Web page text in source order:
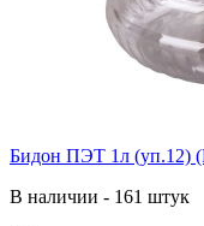
Бидон ПЭТ 1л (уп.12)
В наличии - 161 штук